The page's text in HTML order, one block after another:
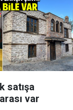
satışa
var